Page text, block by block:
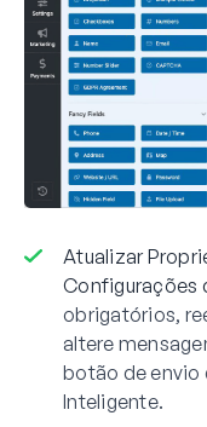
Atualizar
Configurações
obrigatórios,
altere
botão de envio
Inteligente.